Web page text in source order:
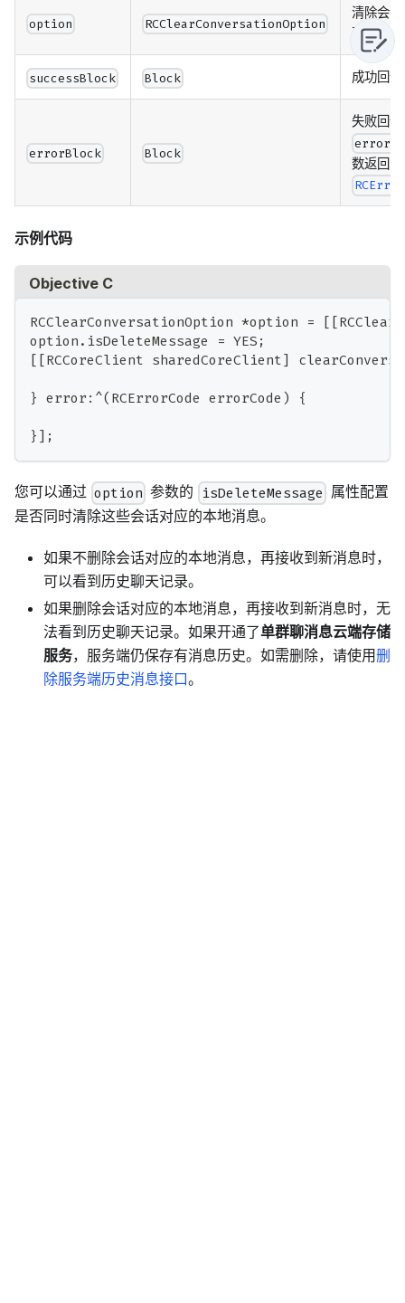
option RCClearConversationOption
清除会
配置。
successBlock Block 成功回调
errorBlock Block
失败回调
数返回
示例代码
Objective C
RCClearConversationOption *option = [ [
option . isDeleteMessage = YES ;
[ [RCCoreClient sharedCoreClient]
} error : ^( RCErrorCode errorCode ) {
} ] ;
您可以通过 option 参数的 isDeleteMessage 属性配置
是否同时清除这些会话对应的本地消息。
如果不删除会话对应的本地消息，再接收到新消息时，
可以看到历史聊天记录。
如果删除会话对应的本地消息，再接收到新消息时，无
法看到历史聊天记录。如果开通了单群聊消息云端存储
服务，服务端仍保存有消息历史。如需删除，请使用删
除服务端历史消息接口。